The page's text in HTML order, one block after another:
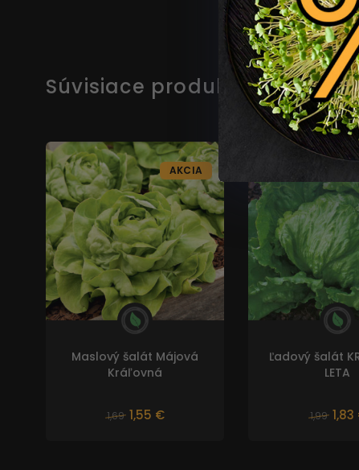
Súvisiace produkty
Maslový šalát Májová
Kráľovná
1,69 1,55 €
AKCIA
Ľadový šalát
LETA
1,99